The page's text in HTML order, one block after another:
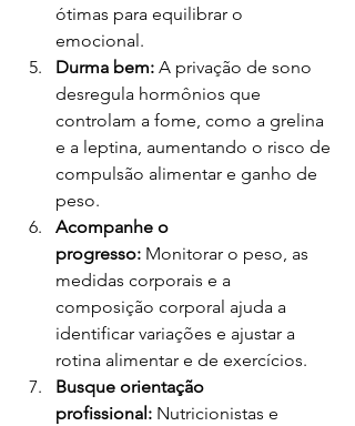
ótimas para equilibrar o
emocional.
Durma bem: A privação de sono
desregula hormônios que
controlam a fome, como a grelina
e a leptina, aumentando o risco de
compulsão alimentar e ganho de
peso.
Acompanhe o
progresso: Monitorar o peso, as
medidas corporais e a
composição corporal ajuda a
identificar variações e ajustar a
rotina alimentar e de exercícios.
Busque orientação
profissional: Nutricionistas e